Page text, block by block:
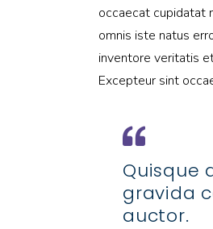
occaecat cupidatat
omnis iste natus
inventore veritatis
Excepteur sint
Quisque
gravida
auctor.